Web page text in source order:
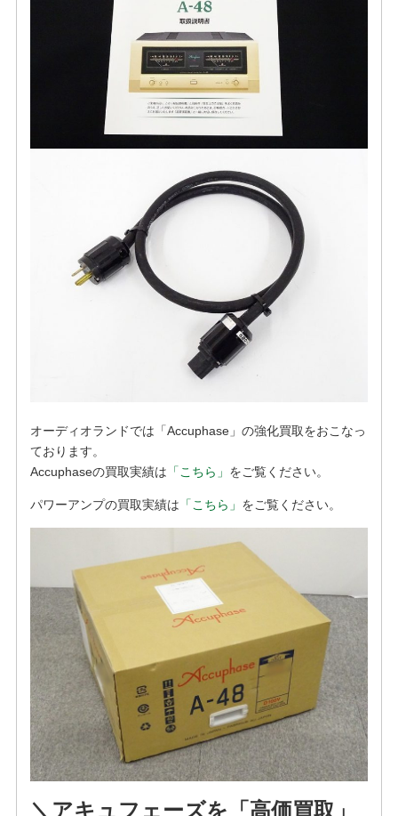
オーディオランドでは「Accuphase」の強化買取をおこなっ
ております。
Accuphaseの買取実績は 「こちら」 をご覧ください。
パワーアンプの買取実績は 「こちら」 をご覧ください。
＼アキュフェーズを「高価買取」